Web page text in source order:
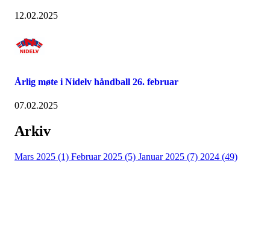
12.02.2025
Årlig møte i Nidelv håndball 26. februar
07.02.2025
Arkiv
Mars 2025 (1) Februar 2025 (5) Januar 2025 (7) 2024 (49)